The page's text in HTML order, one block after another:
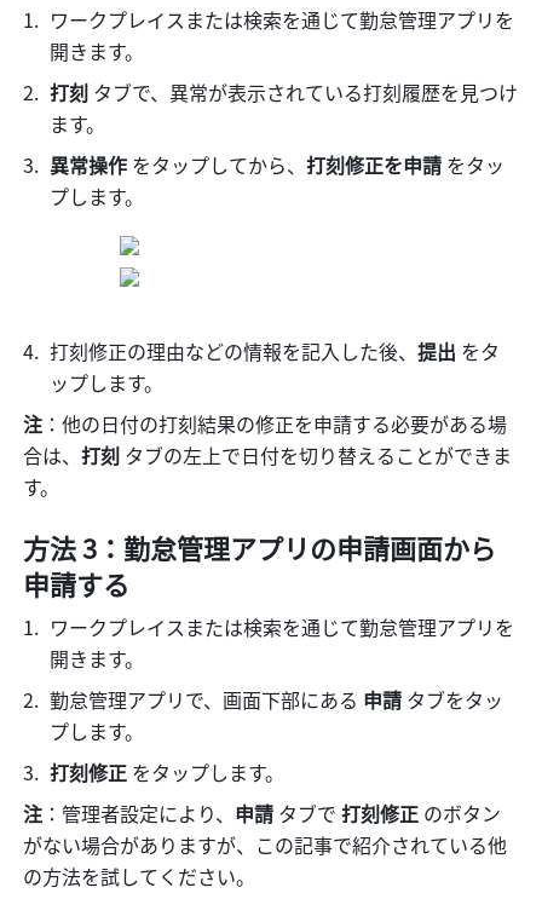
ワークプレイスまたは検索を通じて勤怠管理アプリを
開きます。
打刻 タブで、異常が表示されている打刻履歴を見つけ
ます。
異常操作 をタップしてから、打刻修正を申請 をタッ
プします。
打刻修正の理由などの情報を記入した後、提出 をタ
ップします。
注 ：他の日付の打刻結果の修正を申請する必要がある場
合は、打刻 タブの左上で日付を切り替えることができま
す。
方法 3：勤怠管理アプリの申請画面から
申請する
ワークプレイスまたは検索を通じて勤怠管理アプリを
開きます。
勤怠管理アプリで、画面下部にある 申請 タブをタッ
プします。
打刻修正 をタップします。
注 ：管理者設定により、 申請 タブで 打刻修正 のボタン
がない場合がありますが、この記事で紹介されている他
の方法を試してください。